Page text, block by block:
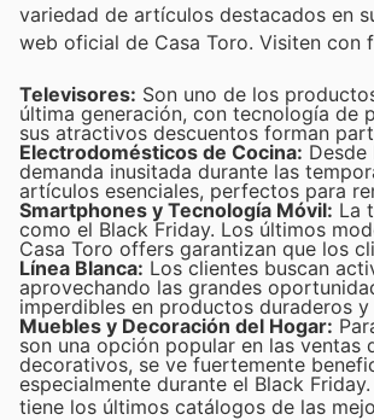
variedad de artículos destacados en
web oficial de Casa Toro. Visiten con
Televisores: Son uno de los
última generación, con tecnología de
sus atractivos descuentos forman
Electrodomésticos de Cocina:
demanda inusitada durante las
artículos esenciales, perfectos para
Smartphones y Tecnología Móvil: La
como el Black Friday. Los últimos
Casa Toro offers garantizan que los
Línea Blanca: Los clientes buscan
aprovechando las grandes
imperdibles en productos duraderos
Muebles y Decoración del Hogar:
son una opción popular en las ventas
decorativos, se ve fuertemente
especialmente durante el Black Friday.
tiene los últimos catálogos de las